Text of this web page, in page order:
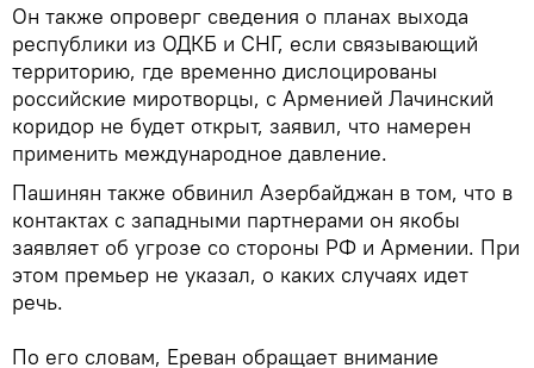
Он также опроверг сведения о планах выхода
республики из ОДКБ и СНГ, если связывающий
территорию, где временно дислоцированы
российские миротворцы, с Арменией Лачинский
коридор не будет открыт, заявил, что намерен
применить международное давление.
Пашинян также обвинил Азербайджан в том, что в
контактах с западными партнерами он якобы
заявляет об угрозе со стороны РФ и Армении. При
этом премьер не указал, о каких случаях идет
речь.
По его словам, Ереван обращает внимание